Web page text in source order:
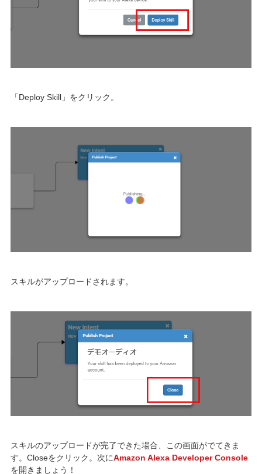
「Deploy Skill」をクリック。
スキルがアップロードされます。
スキルのアップロードが完了できた場合、この画面がでてきま
す。Closeをクリック。次にAmazon Alexa Developer Console
を開きましょう！